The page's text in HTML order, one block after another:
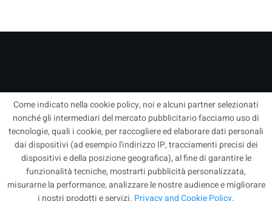
Corriere Quotidiano – Blog Nazionale di informazione online, aggiornato
saltuariamente. Redazione –
info@corrierequotidiano.it
| Tutti i diritti sono
riservati | Concessionaria per la PubblicitàPubbli1– Direzione
Pubblicità: Pubbli1- Developed byNet pc solution - Adriano Giallongo–
Come indicato nella cookie policy, noi e alcuni partner selezionati
nonché gli intermediari del mercato pubblicitario facciamo uso di
tecnologie, quali i cookie, per raccogliere ed elaborare dati personali
dai dispositivi (ad esempio l'indirizzo IP, tracciamenti precisi dei
dispositivi e della posizione geografica), al fine di garantire le
funzionalità tecniche, mostrarti pubblicità personalizzata,
misurarne la performance, analizzare le nostre audience e migliorare
i nostri prodotti e servizi. Privacy and Cookie Policy.